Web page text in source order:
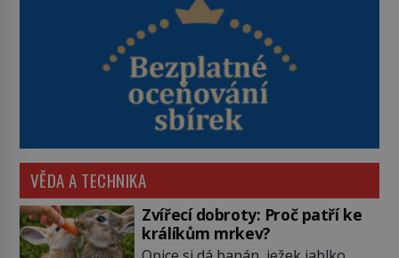
VĚDA A TECHNIKA
Zvířecí dobroty: Proč patří ke
králíkům mrkev?